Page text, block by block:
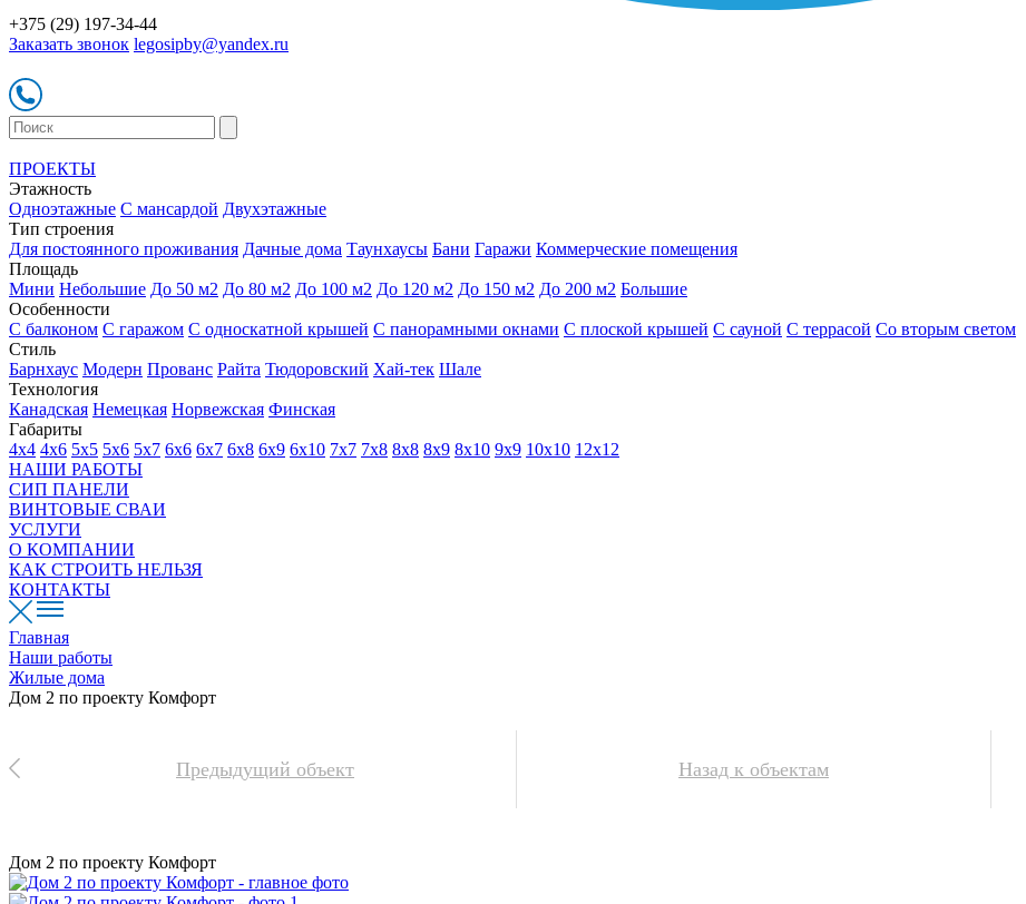
+375 (29) 197-34-44
Заказать звонок legosipby@yandex.ru
ПРОЕКТЫ
Этажность
Одноэтажные С мансардой Двухэтажные
Тип строения
Для постоянного проживания Дачные дома Таунхаусы Бани Гаражи Коммерческие помещения
Площадь
Мини Небольшие До 50 м2 До 80 м2 До 100 м2 До 120 м2 До 150 м2 До 200 м2 Большие
Особенности
С балконом С гаражом С односкатной крышей С панорамными окнами С плоской крышей С сауной С террасой Со вторым светом
Стиль
Барнхаус Модерн Прованс Райта Тюдоровский Хай-тек Шале
Технология
Канадская Немецкая Норвежская Финская
Габариты
4х4 4х6 5х5 5х6 5х7 6х6 6х7 6х8 6х9 6х10 7х7 7х8 8х8 8х9 8х10 9х9 10х10 12х12
НАШИ РАБОТЫ
СИП ПАНЕЛИ
ВИНТОВЫЕ СВАИ
УСЛУГИ
О КОМПАНИИ
КАК СТРОИТЬ НЕЛЬЗЯ
КОНТАКТЫ
Главная
Наши работы
Жилые дома
Дом 2 по проекту Комфорт
Предыдущий объект Назад к объектам
Дом 2 по проекту Комфорт